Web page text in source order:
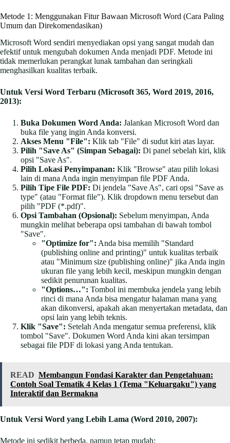
Metode 1: Menggunakan Fitur Bawaan Microsoft Word (Cara Paling
Umum dan Direkomendasikan)
Microsoft Word sendiri menyediakan opsi yang sangat mudah dan
efektif untuk mengubah dokumen Anda menjadi PDF. Metode ini
tidak memerlukan perangkat lunak tambahan dan seringkali
menghasilkan kualitas terbaik.
Untuk Versi Word Terbaru (Microsoft 365, Word 2019, 2016,
2013):
Buka Dokumen Word Anda: Jalankan Microsoft Word dan
buka file yang ingin Anda konversi.
Akses Menu "File": Klik tab "File" di sudut kiri atas layar.
Pilih "Save As" (Simpan Sebagai): Di panel sebelah kiri, klik
opsi "Save As".
Pilih Lokasi Penyimpanan: Klik "Browse" atau pilih lokasi
lain di mana Anda ingin menyimpan file PDF Anda.
Pilih Tipe File PDF: Di jendela "Save As", cari opsi "Save as
type" (atau "Format file"). Klik dropdown menu tersebut dan
pilih "PDF (*.pdf)".
Opsi Tambahan (Opsional): Sebelum menyimpan, Anda
mungkin melihat beberapa opsi tambahan di bawah tombol
"Save".
"Optimize for": Anda bisa memilih "Standard
(publishing online and printing)" untuk kualitas terbaik
atau "Minimum size (publishing online)" jika Anda ingin
ukuran file yang lebih kecil, meskipun mungkin dengan
sedikit penurunan kualitas.
"Options…": Tombol ini membuka jendela yang lebih
rinci di mana Anda bisa mengatur halaman mana yang
akan dikonversi, apakah akan menyertakan metadata, dan
opsi lain yang lebih teknis.
Klik "Save": Setelah Anda mengatur semua preferensi, klik
tombol "Save". Dokumen Word Anda kini akan tersimpan
sebagai file PDF di lokasi yang Anda tentukan.
READ Membangun Fondasi Karakter dan Pengetahuan:
Contoh Soal Tematik 4 Kelas 1 (Tema "Keluargaku") yang
Interaktif dan Bermakna
Untuk Versi Word yang Lebih Lama (Word 2010, 2007):
Metode ini sedikit berbeda, namun tetap mudah: